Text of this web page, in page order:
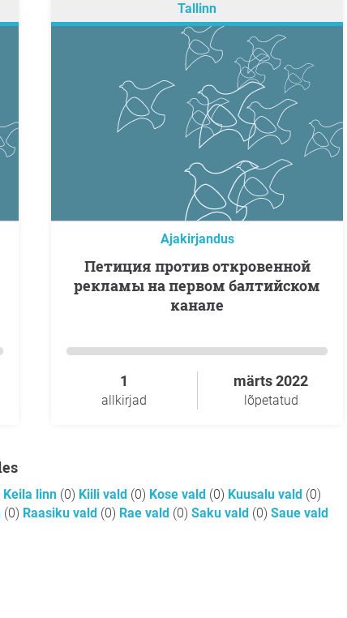
Tallinn
Ajakirjandus
Петиция против откровенной
рекламы на первом балтийском
канале
1
allkirjad
märts 2022
lõpetatud
Keila linn (0) Kiili vald (0) Kose vald (0) Kuusalu vald (0)
(0) Raasiku vald (0) Rae vald (0) Saku vald (0) Saue vald